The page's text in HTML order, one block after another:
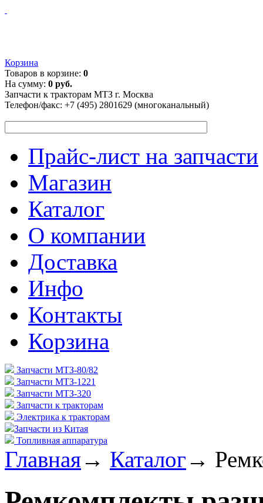
Корзина
Товаров в корзине: 0
На сумму: 0 руб.
Запчасти к тракторам МТЗ г. Москва
Телефон/факс: +7 (495) 2801629 (многоканальный)
Прайс-лист на запчасти
Магазин
Каталог
О компании
Доставка
Инфо
Контакты
Корзина
Запчасти МТЗ-80/82
Запчасти МТЗ-1221
Запчасти МТЗ-320
Запчасти к тракторам
Электрика к тракторам
Запчасти из Китая
Топливная аппаратура
Главная→ Каталог →